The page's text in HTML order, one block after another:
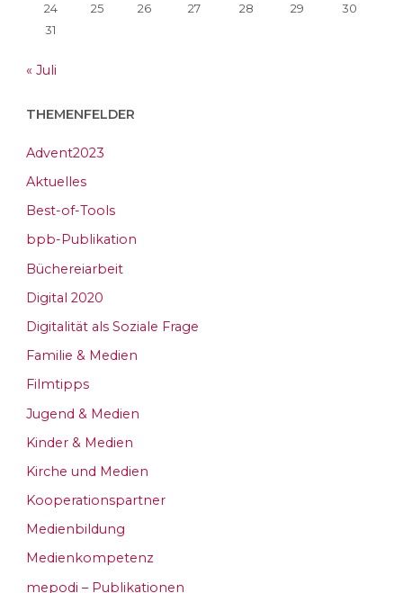
24
25 26 27 28 29
30
31
« Juli
THEMENFELDER
Advent2023
Aktuelles
Best-of-Tools
bpb-Publikation
Büchereiarbeit
Digital 2020
Digitalität als Soziale Frage
Familie & Medien
Filmtipps
Jugend & Medien
Kinder & Medien
Kirche und Medien
Kooperationspartner
Medienbildung
Medienkompetenz
mepodi – Publikationen